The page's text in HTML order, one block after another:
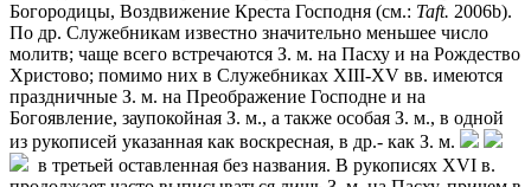
Богородицы, Воздвижение Креста Господня (см.: Taft. 2006b).
По др. Служебникам известно значительно меньшее число
молитв; чаще всего встречаются З. м. на Пасху и на Рождество
Христово; помимо них в Служебниках XIII-XV вв. имеются
праздничные З. м. на Преображение Господне и на
Богоявление, заупокойная З. м., а также особая З. м., в одной
из рукописей указанная как воскресная, в др.- как З. м.
в третьей оставленная без названия. В рукописях XVI в.